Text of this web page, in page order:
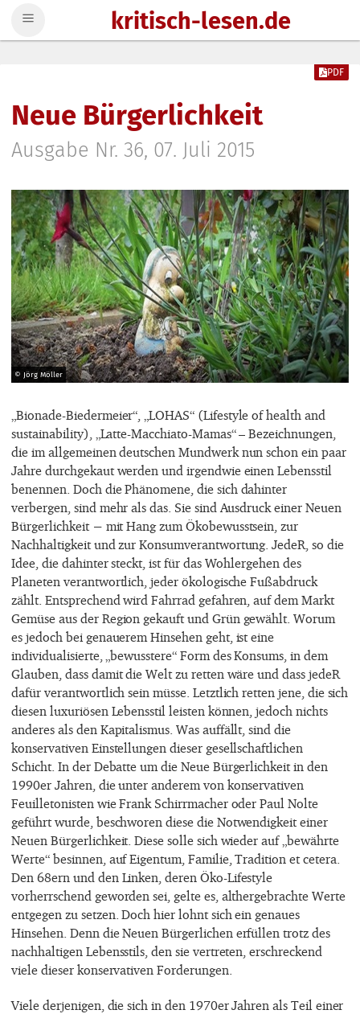
kritisch-lesen.de
Neue Bürgerlichkeit
Ausgabe Nr. 36, 07. Juli 2015
PDF
© Jörg Möller
„Bionade-Biedermeier“, „LOHAS“ (Lifestyle of health and
sustainability), „Latte-Macchiato-Mamas“ – Bezeichnungen,
die im allgemeinen deutschen Mundwerk nun schon ein paar
Jahre durchgekaut werden und irgendwie einen Lebensstil
benennen. Doch die Phänomene, die sich dahinter
verbergen, sind mehr als das. Sie sind Ausdruck einer Neuen
Bürgerlichkeit − mit Hang zum Ökobewusstsein, zur
Nachhaltigkeit und zur Konsumverantwortung. JedeR, so die
Idee, die dahinter steckt, ist für das Wohlergehen des
Planeten verantwortlich, jeder ökologische Fußabdruck
zählt. Entsprechend wird Fahrrad gefahren, auf dem Markt
Gemüse aus der Region gekauft und Grün gewählt. Worum
es jedoch bei genauerem Hinsehen geht, ist eine
individualisierte, „bewusstere“ Form des Konsums, in dem
Glauben, dass damit die Welt zu retten wäre und dass jedeR
dafür verantwortlich sein müsse. Letztlich retten jene, die sich
diesen luxuriösen Lebensstil leisten können, jedoch nichts
anderes als den Kapitalismus. Was auffällt, sind die
konservativen Einstellungen dieser gesellschaftlichen
Schicht. In der Debatte um die Neue Bürgerlichkeit in den
1990er Jahren, die unter anderem von konservativen
Feuilletonisten wie Frank Schirrmacher oder Paul Nolte
geführt wurde, beschworen diese die Notwendigkeit einer
Neuen Bürgerlichkeit. Diese solle sich wieder auf „bewährte
Werte“ besinnen, auf Eigentum, Familie, Tradition et cetera.
Den 68ern und den Linken, deren Öko-Lifestyle
vorherrschend geworden sei, gelte es, althergebrachte Werte
entgegen zu setzen. Doch hier lohnt sich ein genaues
Hinsehen. Denn die Neuen Bürgerlichen erfüllen trotz des
nachhaltigen Lebensstils, den sie vertreten, erschreckend
viele dieser konservativen Forderungen.
Viele derjenigen, die sich in den 1970er Jahren als Teil einer